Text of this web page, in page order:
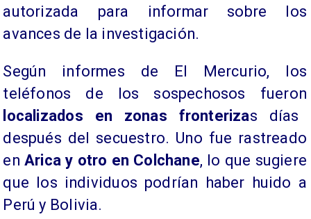
autorizada para informar sobre los
avances de la investigación.
​Según informes de El Mercurio, los
teléfonos de los sospechosos fueron
localizados en zonas fronterizas días
después del secuestro. Uno fue rastreado
enArica y otro en Colchane, lo que sugiere
que los individuos podrían haber huido a
Perú y Bolivia.